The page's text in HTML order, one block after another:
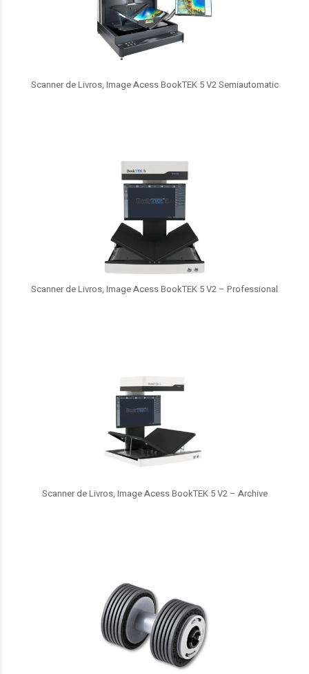
Scanner de Livros, Image Acess BookTEK 5 V2 Semiautomatic
Scanner de Livros, Image Acess BookTEK 5 V2 – Professional
Scanner de Livros, Image Acess BookTEK 5 V2 – Archive